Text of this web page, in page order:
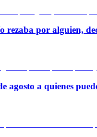
rezaba por alguien,
agosto a quienes